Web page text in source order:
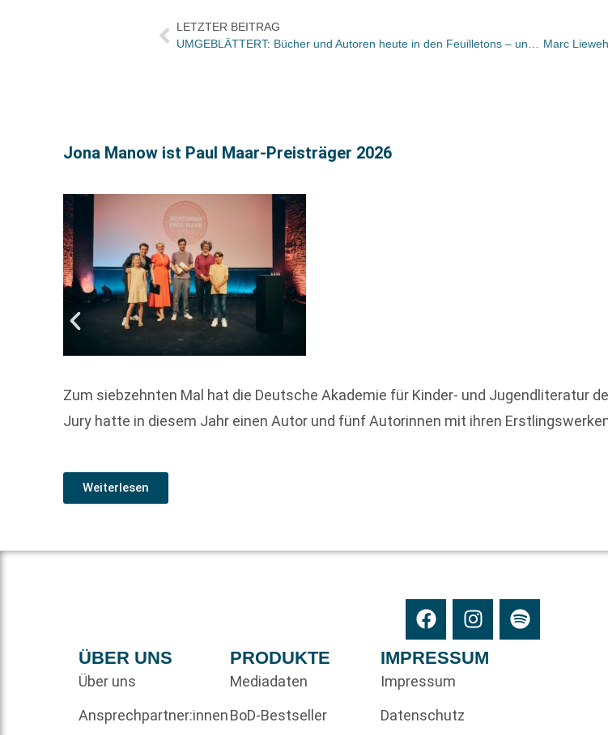
LETZTER BEITRAG
Jona Manow ist Paul Maar-Preisträger 2026
Zum siebzehnten Mal hat die Deutsche Akademie für Kinder- und Jugendliteratur
Jury hatte in diesem Jahr einen Autor und fünf Autorinnen mit ihren
Weiterlesen
ÜBER UNS
Über uns
Ansprechpartner:innen
PRODUKTE
Mediadaten
BoD-Bestseller
IMPRESSUM
Impressum
Datenschutz